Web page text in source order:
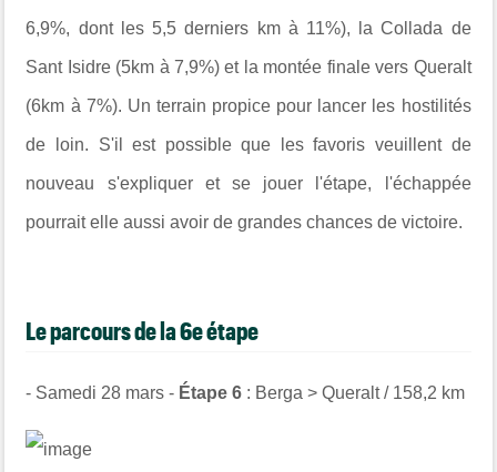
6,9%, dont les 5,5 derniers km à 11%), la Collada de
Sant Isidre (5km à 7,9%) et la montée finale vers Queralt
(6km à 7%). Un terrain propice pour lancer les hostilités
de loin. S'il est possible que les favoris veuillent de
nouveau s'expliquer et se jouer l'étape, l'échappée
pourrait elle aussi avoir de grandes chances de victoire.
Le parcours de la 6e étape
- Samedi 28 mars - Étape 6 : Berga > Queralt / 158,2 km